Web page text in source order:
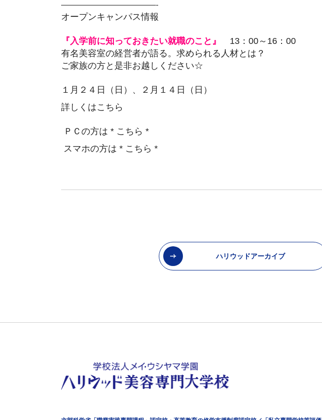
————————————-
オープンキャンパス情報
『入学前に知っておきたい就職のこと』 13：00～16：00
有名美容室の経営者が語る。求められる人材とは？
ご家族の方と是非お越しください☆
１月２４日（日）、２月１４日（日）
詳しくはこちら
ＰＣの方は * こちら *
スマホの方は * こちら *
ハリウッドアーカイブ